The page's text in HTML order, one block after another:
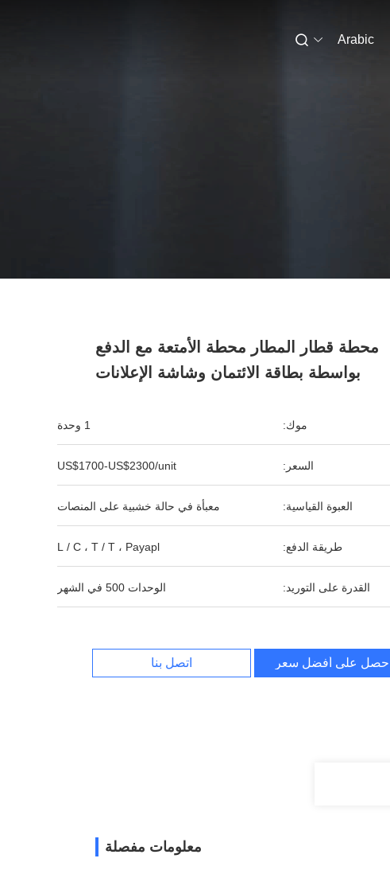
Arabic
محطة قطار المطار محطة الأمتعة مع الدفع
بواسطة بطاقة الائتمان وشاشة الإعلانات
موك: 1 وحدة
السعر: US$1700-US$2300/unit
العبوة القياسية: معبأة في حالة خشبية على المنصات
طريقة الدفع: L / C ، T / T ، Payapl
القدرة على التوريد: الوحدات 500 في الشهر
احصل على أفضل سعر اتصل بنا
معلومات مفصلة